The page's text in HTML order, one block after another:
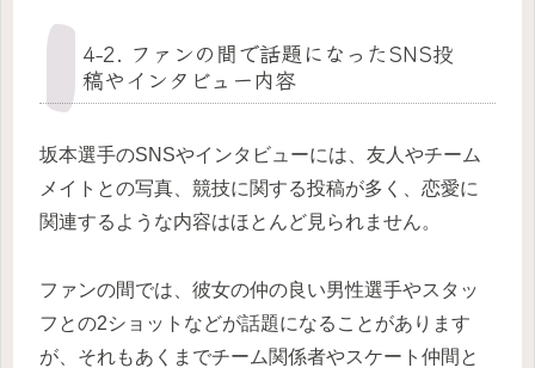
4-2. ファンの間で話題になったSNS投
稿やインタビュー内容
坂本選手のSNSやインタビューには、友人やチーム
メイトとの写真、競技に関する投稿が多く、恋愛に
関連するような内容はほとんど見られません。
ファンの間では、彼女の仲の良い男性選手やスタッ
フとの2ショットなどが話題になることがあります
が、それもあくまでチーム関係者やスケート仲間と